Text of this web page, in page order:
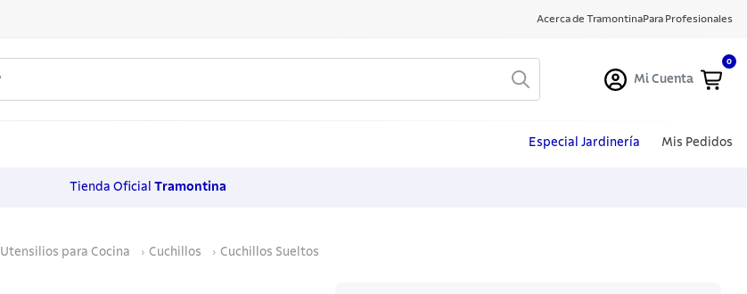
Acerca de TramontinaPara Profesionales
Mi Cuenta
0
Especial Jardinería Mis Pedidos
Tienda Oficial Tramontina
Utensilios para Cocina Cuchillos Cuchillos Sueltos